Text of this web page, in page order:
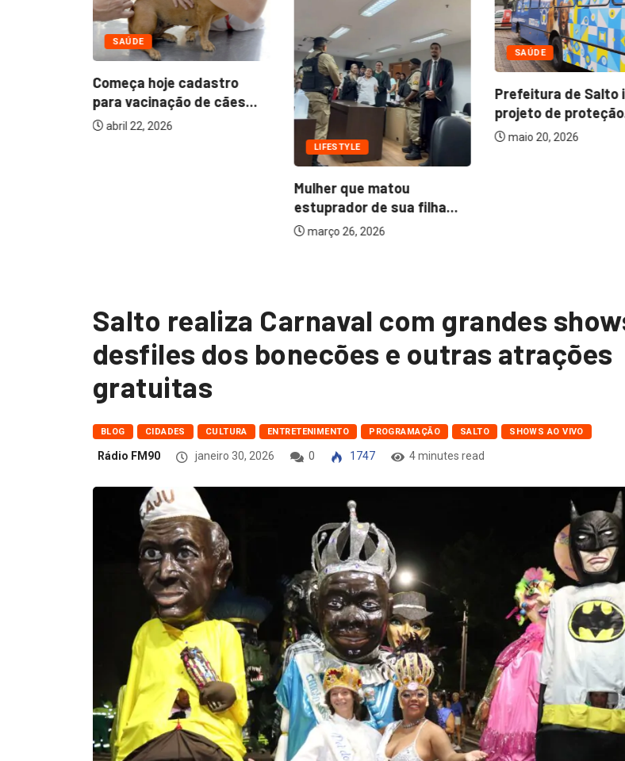
SAÚDE
Começa hoje cadastro
para vacinação de cães...
abril 22, 2026
LIFESTYLE
Mulher que matou
estuprador de sua filha...
março 26, 2026
SAÚDE
Prefeitura de Salto
projeto de
maio 20, 2026
Salto realiza Carnaval com grandes
desfiles dos bonecões e outras atrações
gratuitas
BLOG CIDADES CULTURA ENTRETENIMENTO PROGRAMAÇÃO SALTO SHOWS AO VIVO
Rádio FM90 janeiro 30, 2026 0 1747 4 minutes read